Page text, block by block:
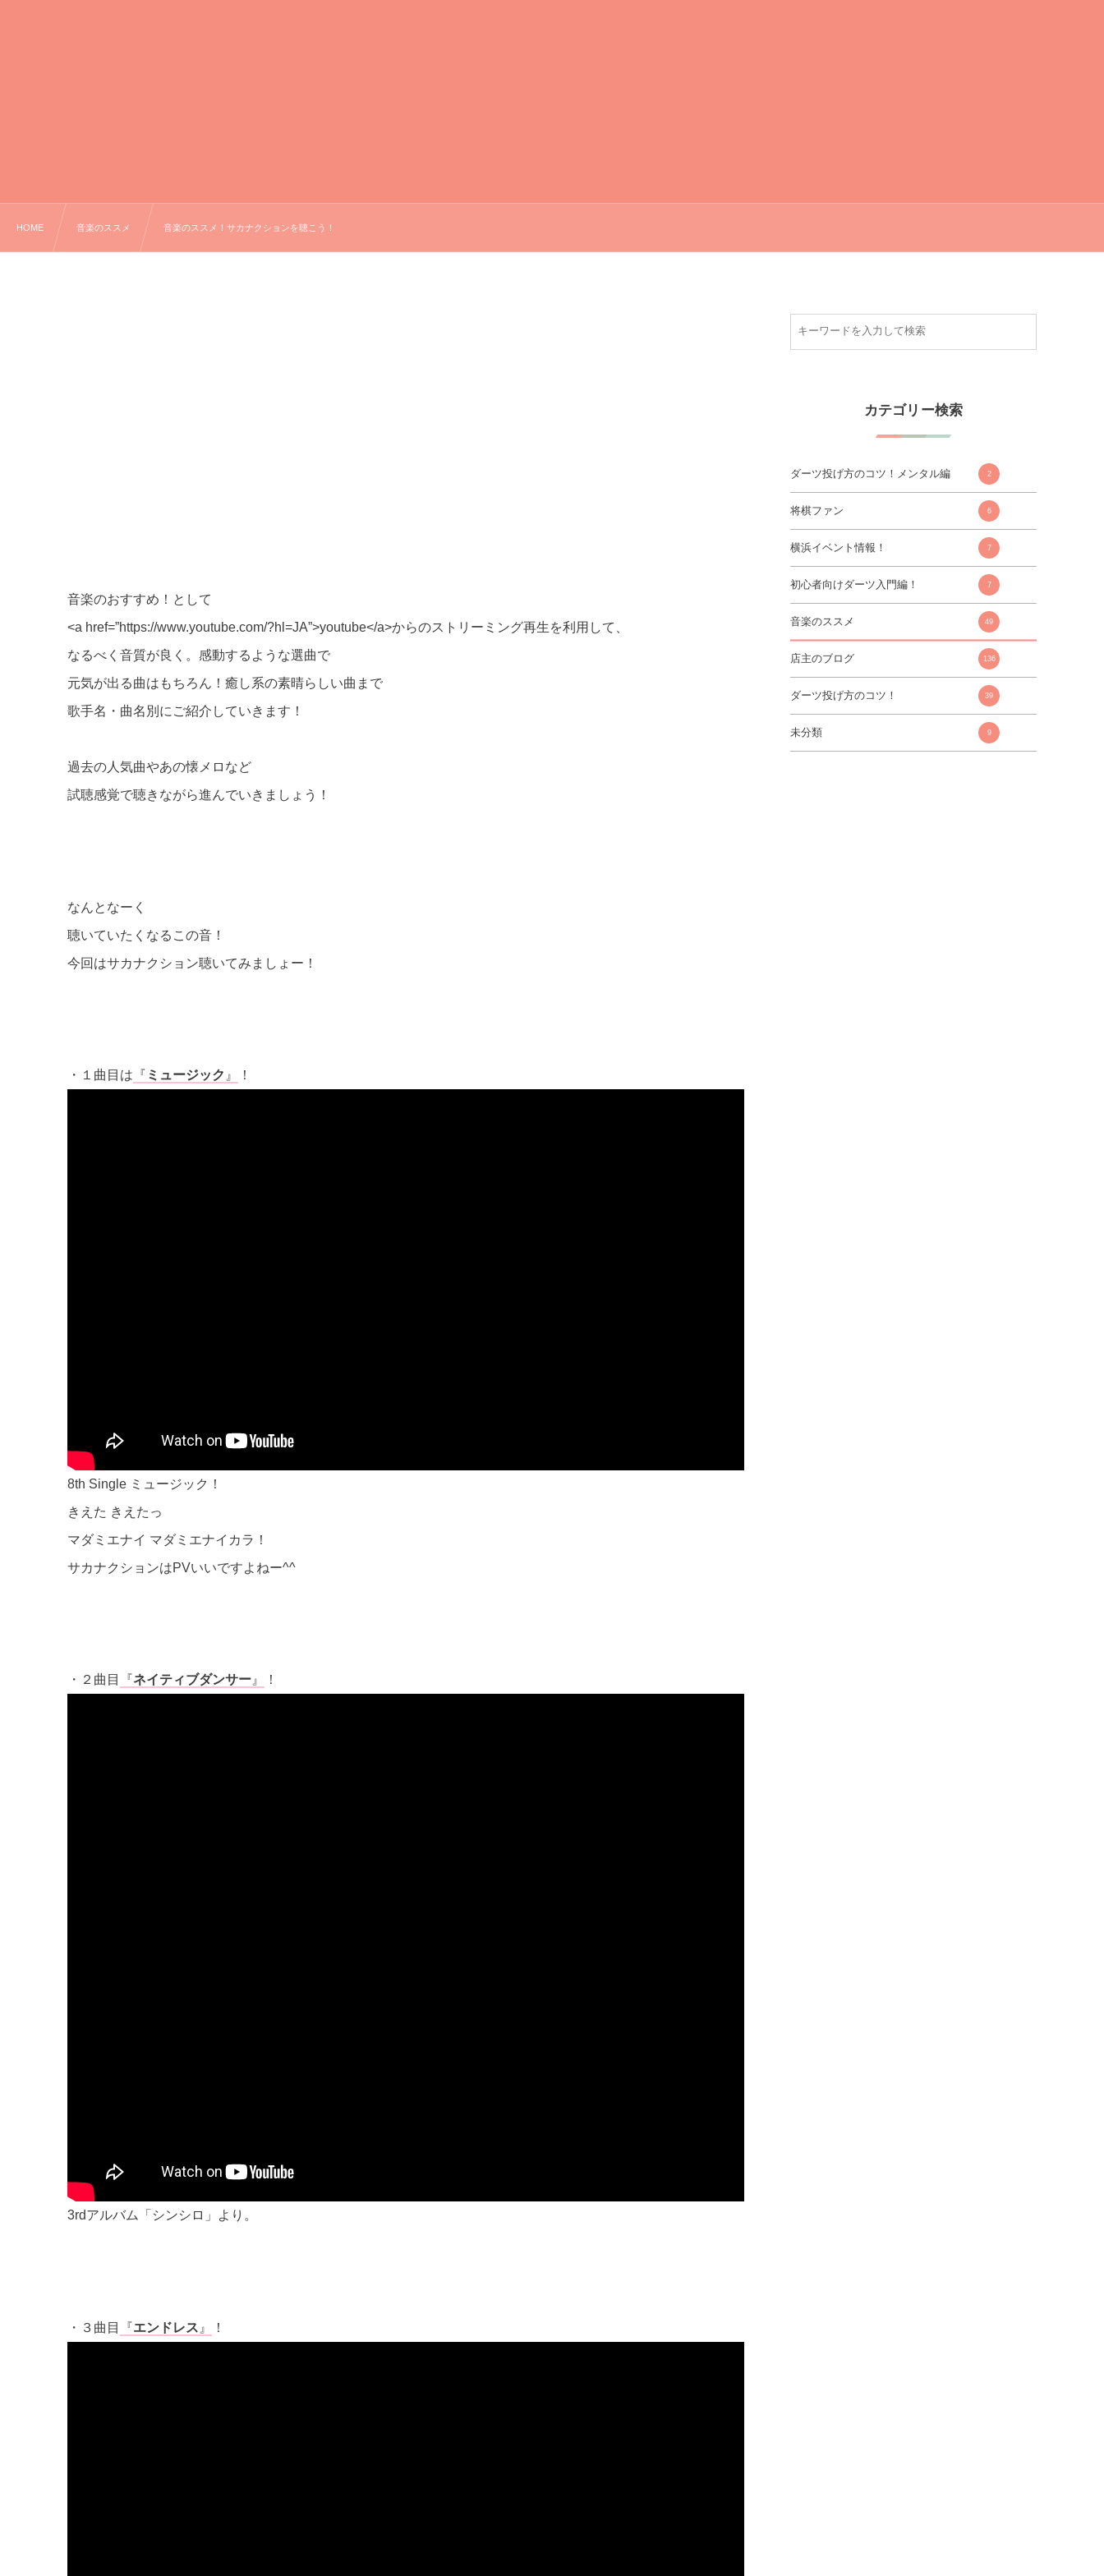
HOME 音楽のススメ 音楽のススメ！サカナクションを聴こう！
音楽のおすすめ！として
<a href=”https://www.youtube.com/?hl=JA”>youtube</a>からのストリーミング再生を利用して、
なるべく音質が良く。感動するような選曲で
元気が出る曲はもちろん！癒し系の素晴らしい曲まで
歌手名・曲名別にご紹介していきます！
過去の人気曲やあの懐メロなど
試聴感覚で聴きながら進んでいきましょう！
なんとなーく
聴いていたくなるこの音！
今回はサカナクション聴いてみましょー！
・１曲目は 『 ミュージック 』 ！
8th Single ミュージック！
きえた きえたっ
マダミエナイ マダミエナイカラ！
サカナクションはPVいいですよねー^^
・２曲目 『ネイティブダンサー 』 ！
3rdアルバム「シンシロ」より。
・３曲目 『エンドレス 』 ！
カテゴリー検索
ダーツ投げ方のコツ！メンタル編 2
将棋ファン 6
横浜イベント情報！ 7
初心者向けダーツ入門編！ 7
音楽のススメ 49
店主のブログ 136
ダーツ投げ方のコツ！ 39
未分類 9